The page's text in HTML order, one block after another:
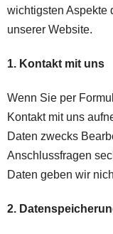
wichtigsten Aspekte
unserer Website.
1. Kontakt mit uns
Wenn Sie per
Kontakt mit uns
Daten zwecks
Anschlussfragen
Daten geben wir
2.